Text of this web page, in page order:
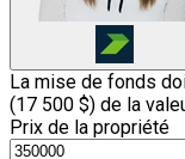
La mise de fonds
(17 500 $) de la
Prix de la propriété